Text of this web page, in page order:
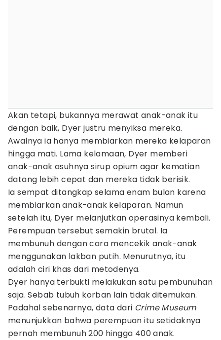
Akan tetapi, bukannya merawat anak-anak itu
dengan baik, Dyer justru menyiksa mereka.
Awalnya ia hanya membiarkan mereka kelaparan
hingga mati. Lama kelamaan, Dyer memberi
anak-anak asuhnya sirup opium agar kematian
datang lebih cepat dan mereka tidak berisik.
Ia sempat ditangkap selama enam bulan karena
membiarkan anak-anak kelaparan. Namun
setelah itu, Dyer melanjutkan operasinya kembali.
Perempuan tersebut semakin brutal. Ia
membunuh dengan cara mencekik anak-anak
menggunakan lakban putih. Menurutnya, itu
adalah ciri khas dari metodenya.
Dyer hanya terbukti melakukan satu pembunuhan
saja. Sebab tubuh korban lain tidak ditemukan.
Padahal sebenarnya, data dari Crime Museum
menunjukkan bahwa perempuan itu setidaknya
pernah membunuh 200 hingga 400 anak.